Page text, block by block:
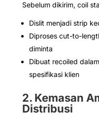
Sebelum dikirim, coil
Dislit menjadi strip
Diproses cut-to-
diminta
Dibuat recoiled
spesifikasi klien
2. Kemasan
Distribusi